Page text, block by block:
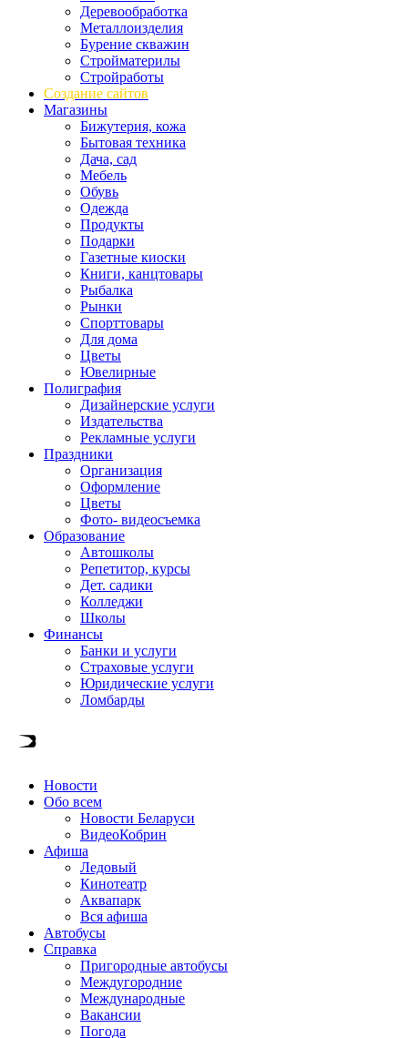
Деревообработка
Металлоизделия
Бурение скважин
Стройматерилы
Стройработы
Создание сайтов
Магазины
Бижутерия, кожа
Бытовая техника
Дача, сад
Мебель
Обувь
Одежда
Продукты
Подарки
Газетные киоски
Книги, канцтовары
Рыбалка
Рынки
Спорттовары
Для дома
Цветы
Ювелирные
Полиграфия
Дизайнерские услуги
Издательства
Рекламные услуги
Праздники
Организация
Оформление
Цветы
Фото- видеосъемка
Образование
Автошколы
Репетитор, курсы
Дет. садики
Колледжи
Школы
Финансы
Банки и услуги
Страховые услуги
Юридические услуги
Ломбарды
Новости
Обо всем
Новости Беларуси
ВидеоКобрин
Афиша
Ледовый
Кинотеатр
Аквапарк
Вся афиша
Автобусы
Справка
Пригородные автобусы
Междугородние
Международные
Вакансии
Погода